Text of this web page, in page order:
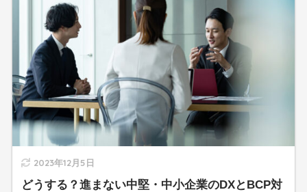
2023年12月5日
どうする？進まない中堅・中小企業のDXとBCP対